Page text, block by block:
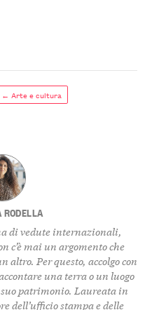
← Arte e cultura
di vedute internazionali,
c’è mai un argomento che
altro. Per questo, accolgo con
una terra o un luogo
patrimonio. Laureata in
dell’ufficio stampa e delle